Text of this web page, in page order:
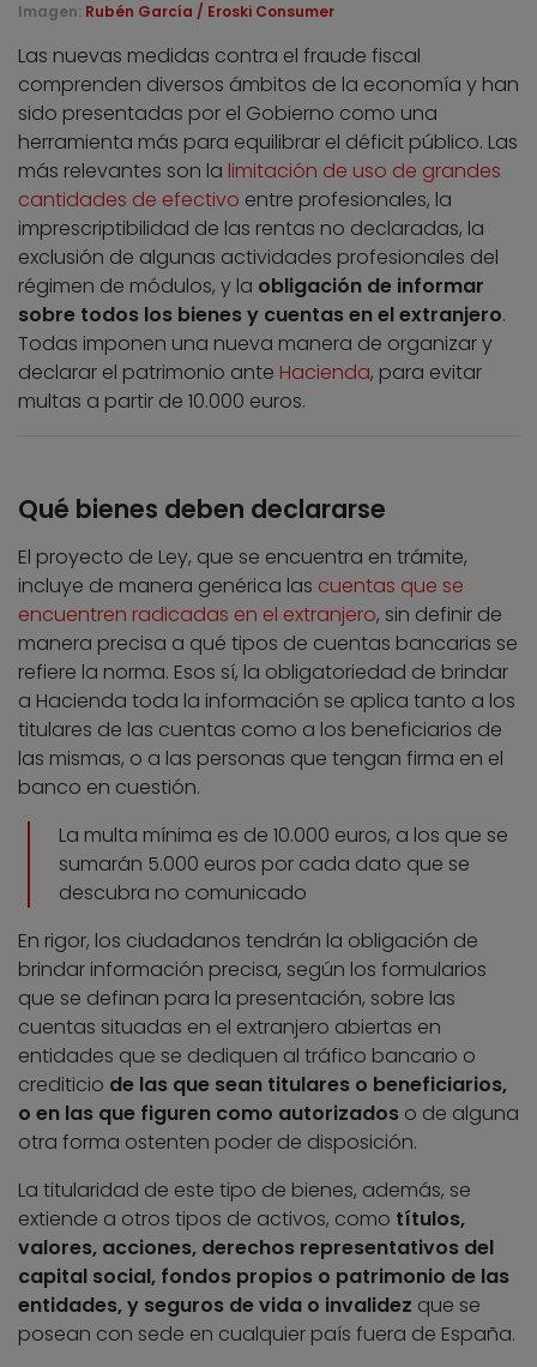
Imagen: Rubén García / Eroski Consumer
Las nuevas medidas contra el fraude fiscal
comprenden diversos ámbitos de la economía y han
sido presentadas por el Gobierno como una
herramienta más para equilibrar el déficit público. Las
más relevantes son la limitación de uso de grandes
cantidades de efectivo entre profesionales, la
imprescriptibilidad de las rentas no declaradas, la
exclusión de algunas actividades profesionales del
régimen de módulos, y la obligación de informar
sobre todos los bienes y cuentas en el extranjero.
Todas imponen una nueva manera de organizar y
declarar el patrimonio ante Hacienda, para evitar
multas a partir de 10.000 euros.
Qué bienes deben declararse
El proyecto de Ley, que se encuentra en trámite,
incluye de manera genérica las cuentas que se
encuentren radicadas en el extranjero, sin definir de
manera precisa a qué tipos de cuentas bancarias se
refiere la norma. Esos sí, la obligatoriedad de brindar
a Hacienda toda la información se aplica tanto a los
titulares de las cuentas como a los beneficiarios de
las mismas, o a las personas que tengan firma en el
banco en cuestión.
La multa mínima es de 10.000 euros, a los que se
sumarán 5.000 euros por cada dato que se
descubra no comunicado
En rigor, los ciudadanos tendrán la obligación de
brindar información precisa, según los formularios
que se definan para la presentación, sobre las
cuentas situadas en el extranjero abiertas en
entidades que se dediquen al tráfico bancario o
crediticio de las que sean titulares o beneficiarios,
o en las que figuren como autorizados o de alguna
otra forma ostenten poder de disposición.
La titularidad de este tipo de bienes, además, se
extiende a otros tipos de activos, como títulos,
valores, acciones, derechos representativos del
capital social, fondos propios o patrimonio de las
entidades, y seguros de vida o invalidez que se
posean con sede en cualquier país fuera de España.